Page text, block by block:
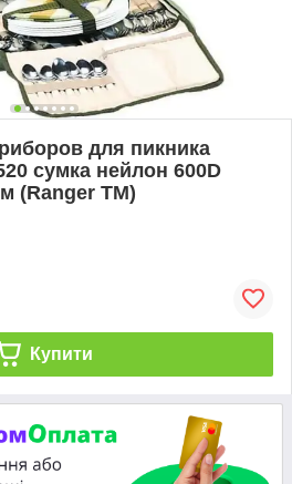
для пикника
сумка нейлон 600D
(Ranger TM)
Купити